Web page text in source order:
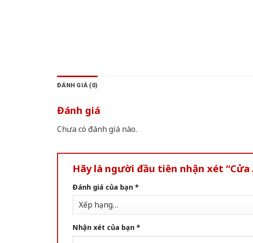
ĐÁNH GIÁ (0)
Đánh giá
Chưa có đánh giá nào.
Hãy là người đầu tiên nhận xét “Cửa
Đánh giá của bạn *
Nhận xét của bạn *